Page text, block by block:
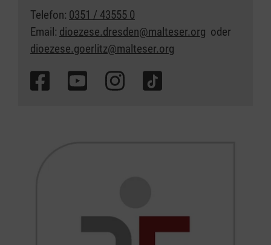
Telefon: 0351 / 43555 0
Email: dioezese.dresden@malteser.org oder
dioezese.goerlitz@malteser.org